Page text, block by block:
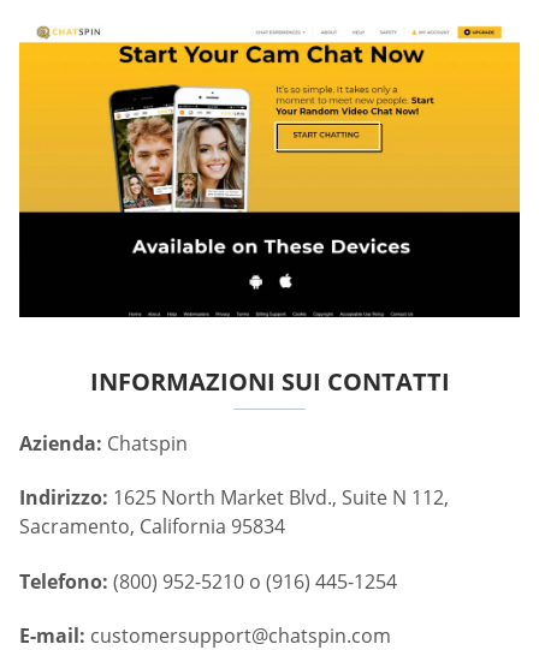
INFORMAZIONI SUI CONTATTI
Azienda: Chatspin
Indirizzo: 1625 North Market Blvd., Suite N 112,
Sacramento, California 95834
Telefono: (800) 952-5210 o (916) 445-1254
E-mail: customersupport@chatspin.com